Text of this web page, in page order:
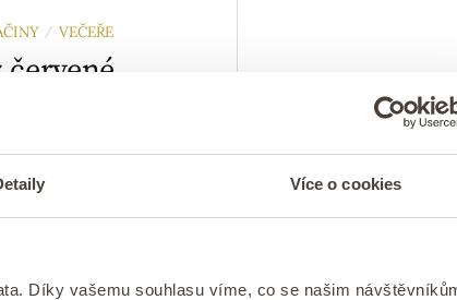
Více o cookies
Díky vašemu souhlasu víme, co se našim
/ VEČEŘE
0 komentářů
a lněného
a omega-3